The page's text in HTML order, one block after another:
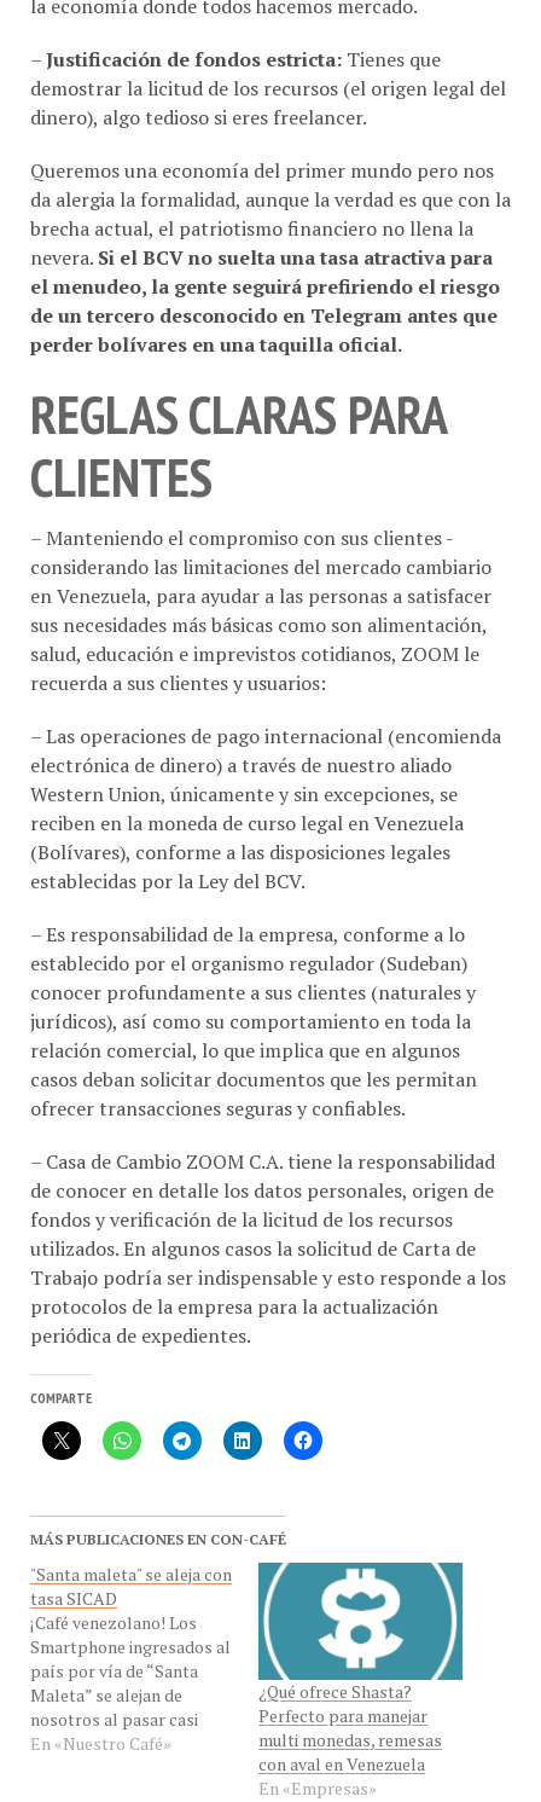
demostrar la licitud de los recursos (el origen legal del
dinero), algo tedioso si eres freelancer.
da alergia la formalidad, aunque la verdad es que con la
brecha actual, el patriotismo financiero no llena la
nevera.Si el BCV no suelta una tasa atractiva para
el menudeo, la gente seguirá prefiriendo el riesgo
de un tercero desconocido en Telegram antes que
perder bolívares en una taquilla oficial.
REGLAS CLARAS PARA
CLIENTES
considerando las limitaciones del mercado cambiario
en Venezuela, para ayudar a las personas a satisfacer
sus necesidades más básicas como son alimentación,
salud, educación e imprevistos cotidianos, ZOOM le
recuerda a sus clientes y usuarios:
electrónica de dinero) a través de nuestro aliado
Western Union, únicamente y sin excepciones, se
reciben en la moneda de curso legal en Venezuela
(Bolívares), conforme a las disposiciones legales
establecidas por la Ley del BCV.
establecido por el organismo regulador (Sudeban)
conocer profundamente a sus clientes (naturales y
jurídicos), así como su comportamiento en toda la
relación comercial, lo que implica que en algunos
casos deban solicitar documentos que les permitan
ofrecer transacciones seguras y confiables.
de conocer en detalle los datos personales, origen de
fondos y verificación de la licitud de los recursos
utilizados. En algunos casos la solicitud de Carta de
Trabajo podría ser indispensable y esto responde a los
protocolos de la empresa para la actualización
periódica de expedientes.
"Santa maleta" se aleja con
tasa SICAD
¡Café venezolano! Los
Smartphone ingresados al
país por vía de “Santa
Maleta” se alejan de
nosotros al pasar casi
todos los cupos a la tasa
de cambio del SICAD,
En «Nuestro Café»
¿Qué ofrece Shasta?
Perfecto para manejar
multi monedas, remesas
con aval en Venezuela
En «Empresas»